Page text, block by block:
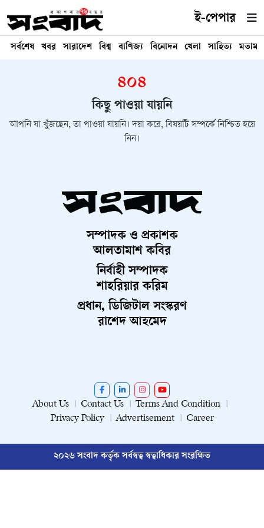
ই-পেপার
সর্বশেষ খবর সারাদেশ বিশ্ব বাণিজ্য বিনোদন খেলা সাহিত্য মতামত
৪০৪
কিছু পাওয়া যায়নি
আপনি যা খুঁজছেন, তা পাওয়া যায়নি। দয়া করে, বিষয়টি সম্পর্কে নিশ্চিত হয়ে
নিন।
সম্পাদক ও প্রকাশক
আলতামাশ কবির
নির্বাহী সম্পাদক
শাহরিয়ার করিম
প্রধান, ডিজিটাল সংস্করণ
রাশেদ আহমেদ
About Us Contact Us
Terms And Condition
Privacy Policy
Advertisement Career
২০২৬ সংবাদ কর্তৃক সর্বস্বত্ব স্বত্বাধিকার সংরক্ষিত